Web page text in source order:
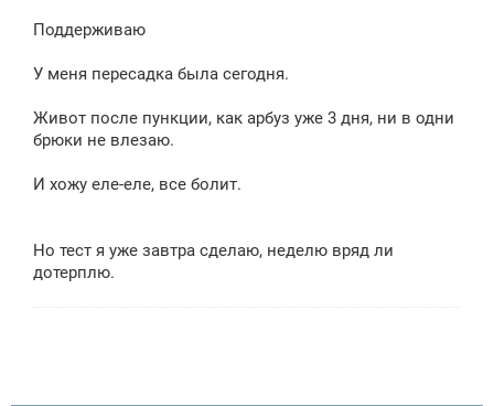
б
н
е
Поддерживаю
У меня пересадка была сегодня.
Живот после пункции, как арбуз уже 3 дня, ни в одни
брюки не влезаю.
И хожу еле-еле, все болит.
Но тест я уже завтра сделаю, неделю вряд ли
дотерплю.